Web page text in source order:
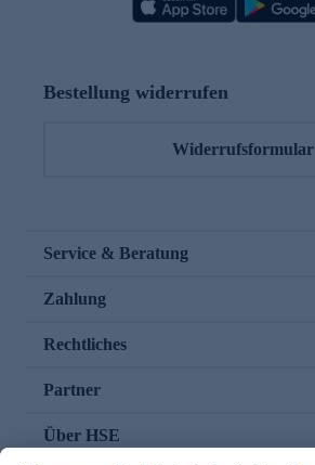
Bestellung widerrufen
Widerrufsformular
Service & Beratung
Zahlung
Rechtliches
Partner
Über HSE